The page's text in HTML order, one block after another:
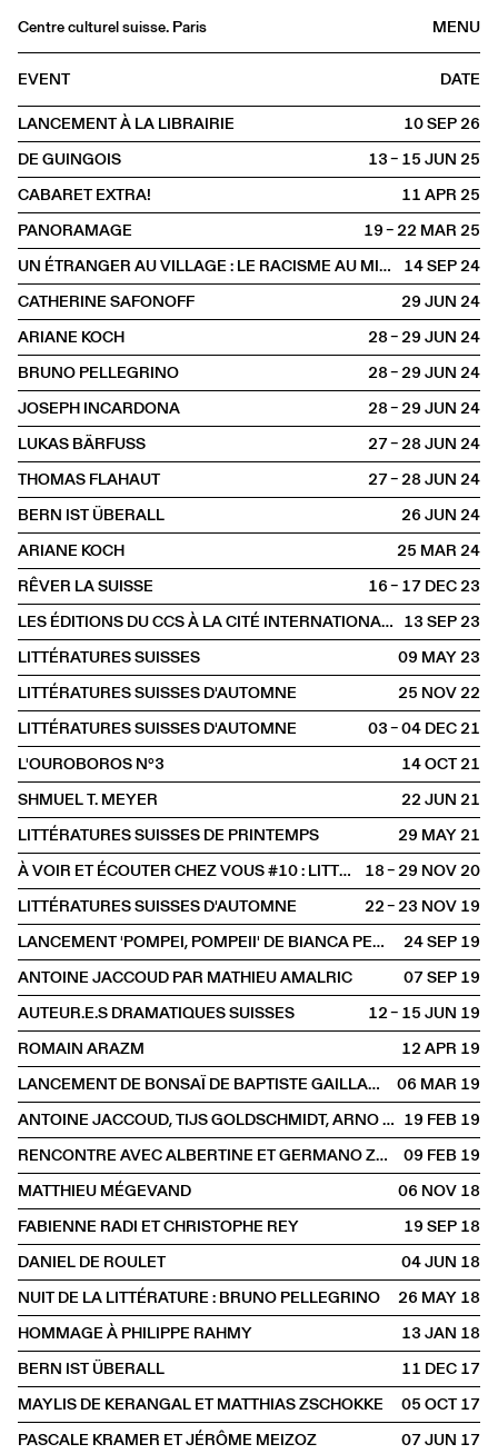
MENU
Centre culturel suisse. Paris
Agenda
Bookshop
Buvette
Archives
Medias
Publications
About
FR/EN
SPOKEN Literature
EVENT
DATE
LANCEMENT À LA LIBRAIRIE
10 SEP2026
DE GUINGOIS
13 – 15 JUN2025
CABARET EXTRA!
11 APR2025
PANORAMAGE
19 – 22 MAR2025
UN ÉTRANGER AU VILLAGE : LE RACISME AU MIROIR DE JAMES BALDWIN
14 SEP2024
CATHERINE SAFONOFF
29 JUN2024
ARIANE KOCH
28 – 29 JUN2024
BRUNO PELLEGRINO
28 – 29 JUN2024
JOSEPH INCARDONA
28 – 29 JUN2024
LUKAS BÄRFUSS
27 – 28 JUN2024
THOMAS FLAHAUT
27 – 28 JUN2024
BERN IST ÜBERALL
26 JUN2024
ARIANE KOCH
25 MAR2024
RÊVER LA SUISSE
16 – 17 DEC2023
LES ÉDITIONS DU CCS À LA CITÉ INTERNATIONALE DES ARTS 13 SEP2023
LITTÉRATURES SUISSES
09 MAY2023
LITTÉRATURES SUISSES D'AUTOMNE
25 NOV2022
LITTÉRATURES SUISSES D'AUTOMNE
03 – 04 DEC2021
L'OUROBOROS N°3
14 OCT2021
SHMUEL T. MEYER
22 JUN2021
LITTÉRATURES SUISSES DE PRINTEMPS
29 MAY2021
À VOIR ET ÉCOUTER CHEZ VOUS #10 : LITTÉRATURES SUISSES D'AUTOMNE
18 – 29 NOV2020
LITTÉRATURES SUISSES D'AUTOMNE
22 – 23 NOV2019
LANCEMENT 'POMPEI, POMPEII' DE BIANCA PEDRINA
24 SEP2019
ANTOINE JACCOUD PAR MATHIEU AMALRIC
07 SEP2019
AUTEUR.E.S DRAMATIQUES SUISSES
12 – 15 JUN2019
ROMAIN ARAZM
12 APR2019
LANCEMENT DE BONSAÏ DE BAPTISTE GAILLARD
06 MAR2019
ANTOINE JACCOUD, TIJS GOLDSCHMIDT, ARNO CAMENISCH 19 FEB2019
RENCONTRE AVEC ALBERTINE ET GERMANO ZULLO
09 FEB2019
MATTHIEU MÉGEVAND
06 NOV2018
FABIENNE RADI ET CHRISTOPHE REY
19 SEP2018
DANIEL DE ROULET
04 JUN2018
NUIT DE LA LITTÉRATURE : BRUNO PELLEGRINO
26 MAY2018
HOMMAGE À PHILIPPE RAHMY
13 JAN2018
BERN IST ÜBERALL
11 DEC2017
MAYLIS DE KERANGAL ET MATTHIAS ZSCHOKKE
05 OCT2017
PASCALE KRAMER ET JÉRÔME MEIZOZ
07 JUN2017